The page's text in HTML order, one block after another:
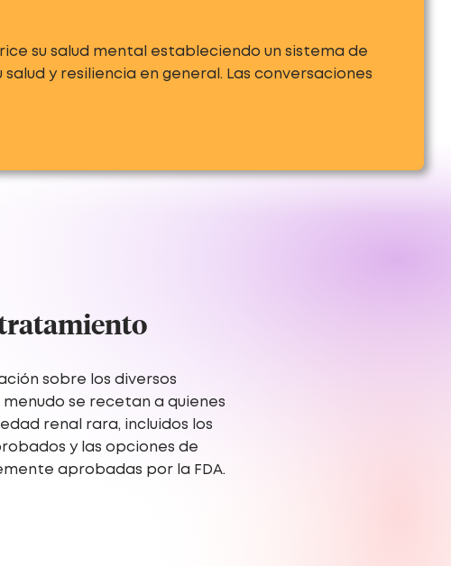
su salud mental estableciendo un sistema de
y resiliencia en general. Las conversaciones
sobre los diversos
se recetan a quienes
renal rara, incluidos los
y las opciones de
aprobadas por la FDA.